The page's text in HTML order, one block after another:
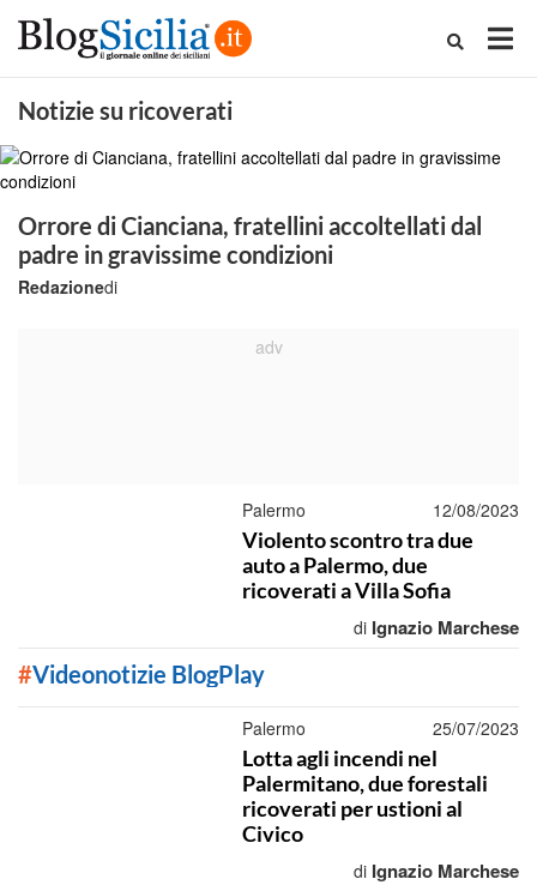
Notizie su ricoverati
Orrore di Cianciana, fratellini accoltellati dal
padre in gravissime condizioni
di
Redazione
Palermo 12/08/2023
Violento scontro tra due
auto a Palermo, due
ricoverati a Villa Sofia
di Ignazio Marchese
#Videonotizie BlogPlay
Palermo 25/07/2023
Lotta agli incendi nel
Palermitano, due forestali
ricoverati per ustioni al
Civico
di Ignazio Marchese